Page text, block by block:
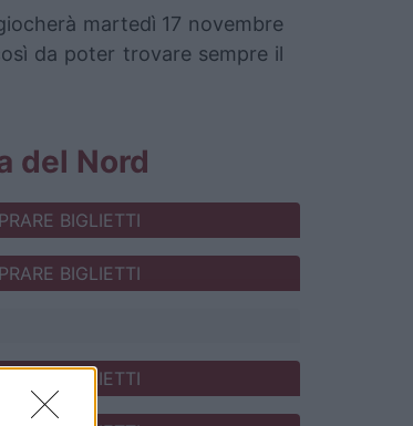
martedì 17 novembre
da poter trovare sempre il
del Nord
BIGLIETTI
BIGLIETTI
BIGLIETTI